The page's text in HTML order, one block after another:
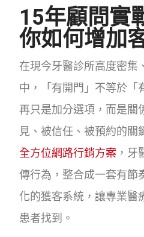
15年顧問實
你如何增加
在現今牙醫診所高度密集
中，「有開門」不等於「
再只是加分選項，而是關
見、被信任、被預約的關
全方位網路行銷方案 ，牙
傳行為，整合成一套有節
化的獲客系統，讓專業醫
患者找到。